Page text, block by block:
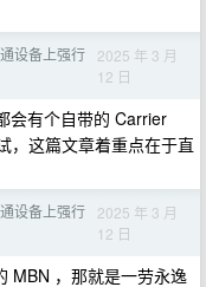
设备上强行
2025 年 3 月
12 日
会有个自带的 Carrier
，这篇文章着重点在于直
设备上强行
2025 年 3 月
12 日
MBN ，那就是一劳永逸